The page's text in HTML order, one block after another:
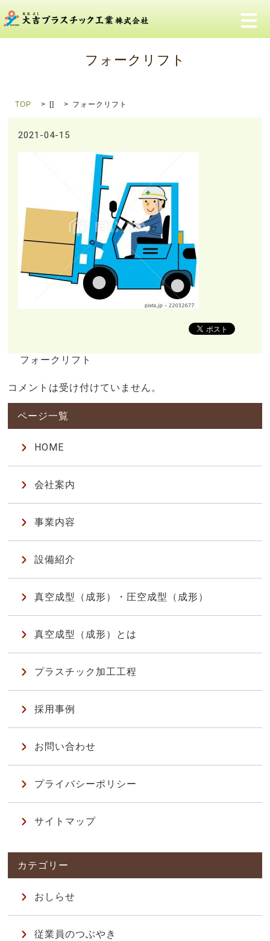
メ
フォークリフト
TOP [] フォークリフト
2021-04-15
フォークリフト
コメントは受け付けていません。
HOME
会社案内
事業内容
設備紹介
真空成型（成形）・圧空成型（成形）
真空成型（成形）とは
プラスチック加工工程
採用事例
お問い合わせ
プライバシーポリシー
サイトマップ
おしらせ
従業員のつぶやき